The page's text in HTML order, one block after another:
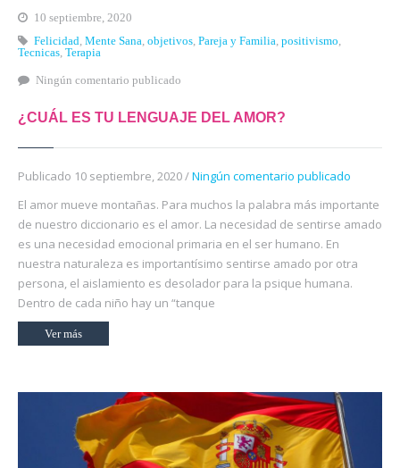
10 septiembre, 2020
Felicidad Mente Sana objetivos Pareja y Familia positivismo
Tecnicas Terapia
Ningún comentario publicado
¿CUÁL ES TU LENGUAJE DEL AMOR?
Publicado 10 septiembre, 2020 /Ningún comentario publicado
El amor mueve montañas. Para muchos la palabra más importante
de nuestro diccionario es el amor. La necesidad de sentirse amado
es una necesidad emocional primaria en el ser humano. En
nuestra naturaleza es importantísimo sentirse amado por otra
persona, el aislamiento es desolador para la psique humana.
Dentro de cada niño hay un “tanque
Ver más